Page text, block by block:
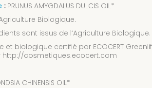
: PRUNUS AMYGDALUS DULCIS OIL*
Biologique.
sont issus de l’Agriculture Biologique.
biologique certifié par ECOCERT
http://cosmetiques.ecocert.com
CHINENSIS OIL*